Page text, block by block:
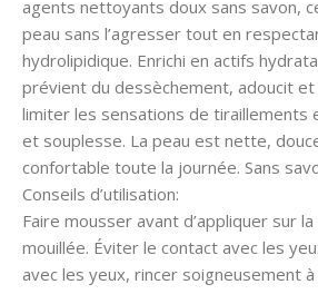
agents nettoyants doux sans savon,
peau sans l’agresser tout en
hydrolipidique. Enrichi en actifs
prévient du dessèchement, adoucit
limiter les sensations de tiraillements
et souplesse. La peau est nette,
confortable toute la journée. Sans
Conseils d’utilisation:
Faire mousser avant d’appliquer sur
mouillée. Éviter le contact avec les
avec les yeux, rincer soigneusement à